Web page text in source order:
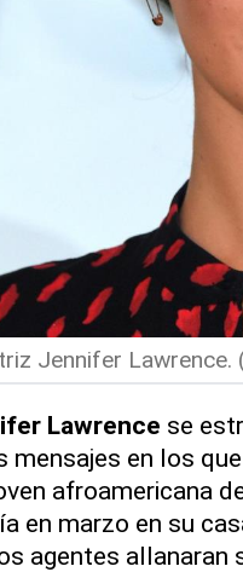
Jennifer Lawrence.
Lawrence se
mensajes en los
afroamericana
en marzo en su
agentes allanaran